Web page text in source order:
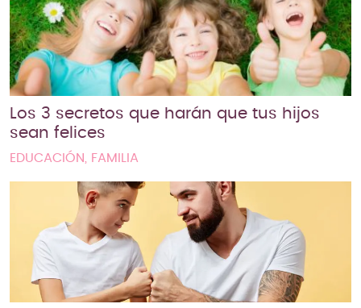
Los 3 secretos que harán que tus hijos
sean felices
EDUCACIÓN, FAMILIA